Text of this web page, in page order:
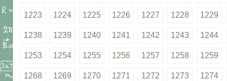
1223 1224 1225 1226 1227 1228 1229
1238 1239 1240 1241 1242 1243 1244
1253 1254 1255 1256 1257 1258 1259
1268 1269 1270 1271 1272 1273 1274